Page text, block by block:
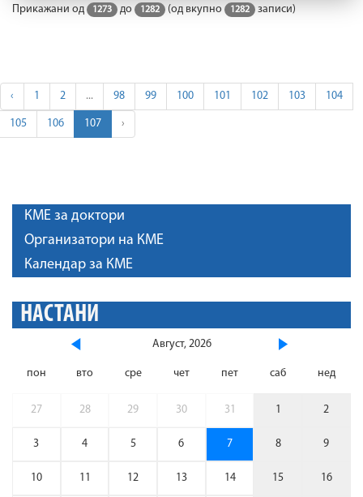
Прикажани од 1273 до 1282 (од вкупно 1282 записи)
‹ 1 2 ... 98 99 100 101 102 103 104
105 106 107 ›
КМЕ за доктори
Организатори на КМЕ
Календар за КМЕ
НАСТАНИ
Август, 2026
пон вто сре чет пет саб нед
27 28 29 30 31 1 2
3 4 5 6 7 8 9
10 11 12 13 14 15 16